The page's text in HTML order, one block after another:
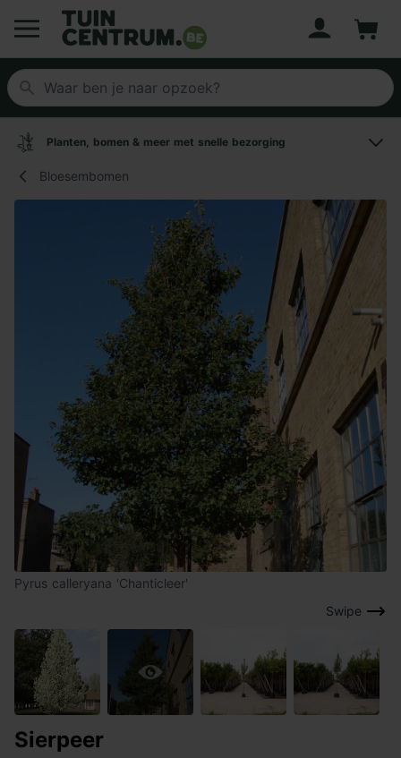
Logo Tuincentrum.be
Planten, bomen & meer met snelle bezorging
Bloesembomen
Swipe
Pyrus calleryana 'Chanticleer'
Sierpeer